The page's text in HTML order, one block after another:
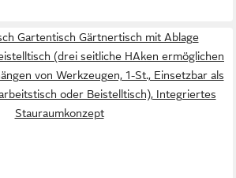
Gartentisch Gärtnertisch mit Ablage
(drei seitliche HAken ermöglichen
von Werkzeugen, 1-St., Einsetzbar als
oder Beistelltisch), Integriertes
Stauraumkonzept